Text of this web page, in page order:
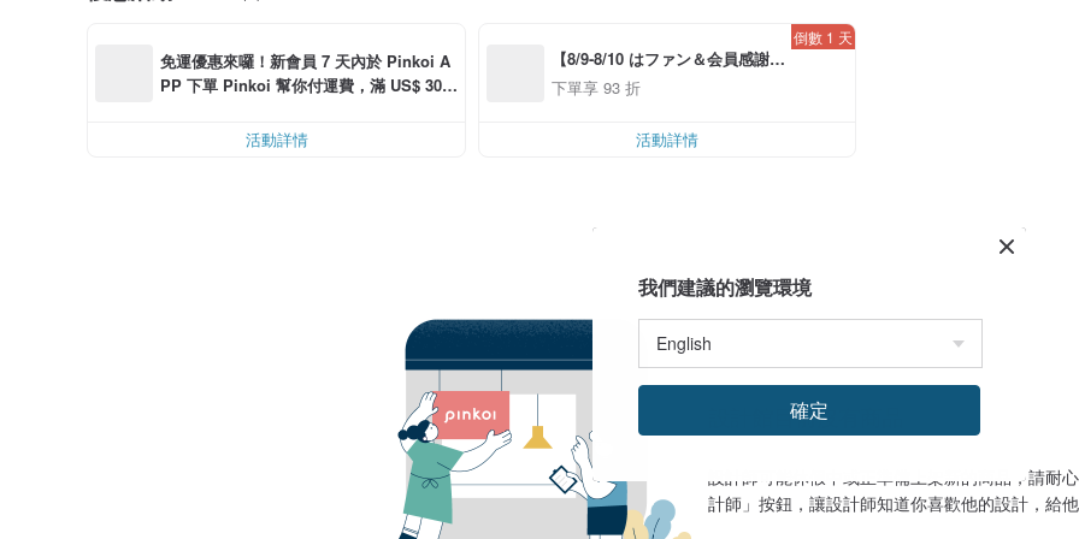
免運優惠來囉！新會員 7 天內於 Pinkoi A
PP 下單 Pinkoi 幫你付運費，滿 US$ 30.0
活動詳情
【8/9-8/10 はファン＆会員感謝デ
ー】アプリ限定全品対象7％OFF
下單享 93 折
倒數 1 天
活動詳情
設計館目前沒有商品
設計師可能休假中或正準備上架新的商品，請耐
計師」按鈕，讓設計師知道你喜歡他的設計，給
我們建議的瀏覽環境
確定